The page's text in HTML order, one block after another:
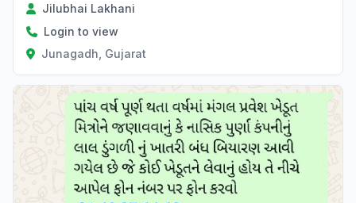
Jilubhai Lakhani
Login to view
Junagadh, Gujarat